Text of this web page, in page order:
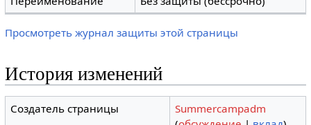
Просмотреть журнал защиты этой страницы
История изменений
Создатель страницы
Summercampadm